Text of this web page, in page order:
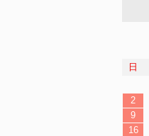
日
2
9
16